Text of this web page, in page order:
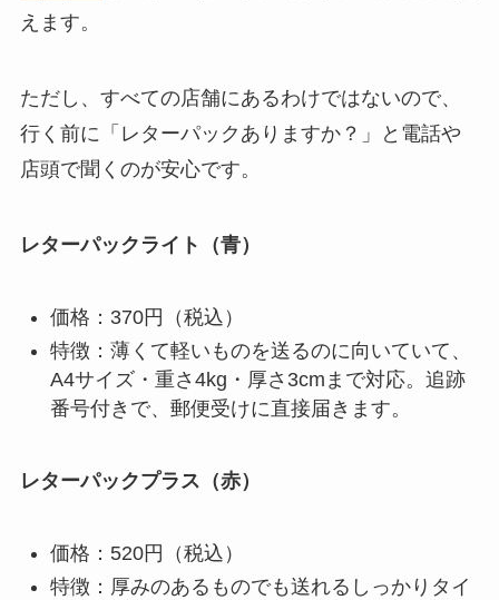
えます。
ただし、すべての店舗にあるわけではないので、
行く前に「レターパックありますか？」と電話や
店頭で聞くのが安心です。
レターパックライト（青）
価格：370円（税込）
特徴：薄くて軽いものを送るのに向いていて、
A4サイズ・重さ4kg・厚さ3cmまで対応。追跡
番号付きで、郵便受けに直接届きます。
レターパックプラス（赤）
価格：520円（税込）
特徴：厚みのあるものでも送れるしっかりタイ